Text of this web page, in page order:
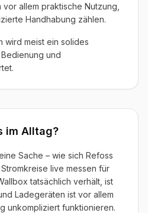
allem praktische Nutzung,
Handhabung zählen.
wird meist ein solides
und
im Alltag?
Sache – wie sich Refoss
live messen für
tatsächlich verhält, ist
Ladegeräten ist vor allem
unkompliziert funktionieren.